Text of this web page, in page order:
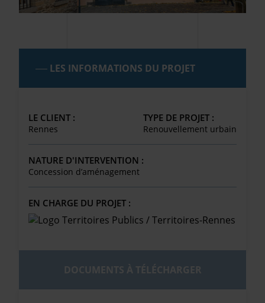
LES INFORMATIONS DU PROJET
LE CLIENT :
Rennes
TYPE DE PROJET :
Renouvellement urbain
NATURE D'INTERVENTION :
Concession d’aménagement
EN CHARGE DU PROJET :
DOCUMENTS À TÉLÉCHARGER